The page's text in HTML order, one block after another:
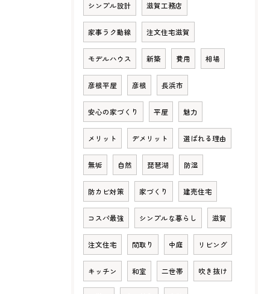
シンプル設計 滋賀工務店
家事ラク動線 注文住宅滋賀
モデルハウス 新築 費用 相場
彦根平屋 彦根 長浜市
安心の家づくり 平屋 魅力
メリット デメリット 選ばれる理由
無垢 自然 琵琶湖 防湿
防カビ対策 家づくり 建売住宅
コスパ最強 シンプルな暮らし 滋賀
注文住宅 間取り 中庭 リビング
キッチン 和室 二世帯 吹き抜け